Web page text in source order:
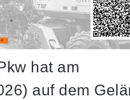
hat am
auf dem